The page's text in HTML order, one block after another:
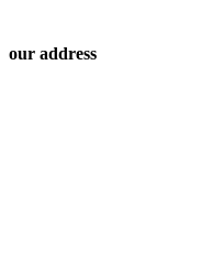
our address